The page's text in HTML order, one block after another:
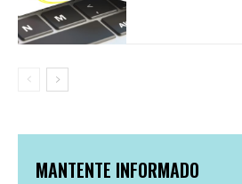
MANTENTE INFORMADO